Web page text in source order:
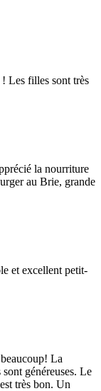
Les filles sont très
la nourriture
au Brie, grande
et excellent petit-
La
généreuses. Le
très bon. Un